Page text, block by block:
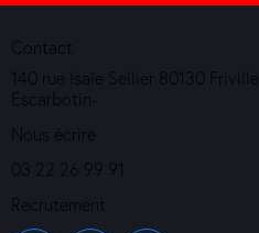
Contact
140 rue Isaïe Sellier 80130 Friville
Escarbotin-
Nous écrire
03 22 26 99 91
Recrutement